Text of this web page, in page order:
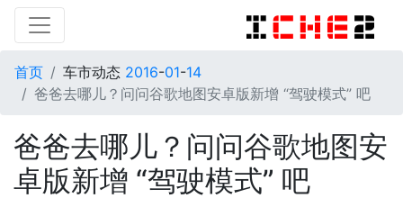
首页 车市动态 2016-01-14
爸爸去哪儿？问问谷歌地图安卓版新增 “驾驶模式” 吧
爸爸去哪儿？问问谷歌地图安
卓版新增 “驾驶模式” 吧